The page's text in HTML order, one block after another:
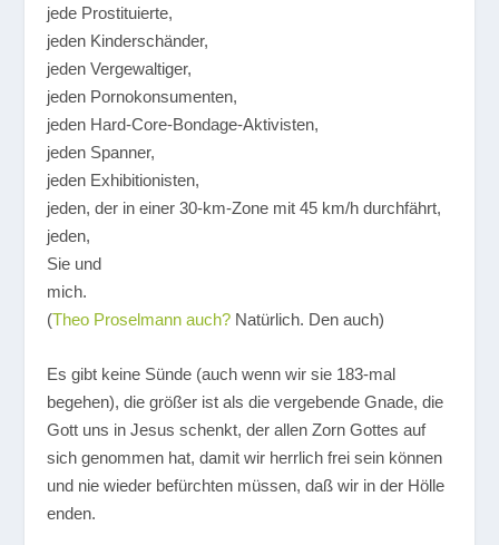
jede Prostituierte,
jeden Kinderschänder,
jeden Vergewaltiger,
jeden Pornokonsumenten,
jeden Hard-Core-Bondage-Aktivisten,
jeden Spanner,
jeden Exhibitionisten,
jeden, der in einer 30-km-Zone mit 45 km/h durchfährt,
jeden,
Sie und
mich.
(Theo Proselmann auch? Natürlich. Den auch)
Es gibt keine Sünde (auch wenn wir sie 183-mal
begehen), die größer ist als die vergebende Gnade, die
Gott uns in Jesus schenkt, der allen Zorn Gottes auf
sich genommen hat, damit wir herrlich frei sein können
und nie wieder befürchten müssen, daß wir in der Hölle
enden.